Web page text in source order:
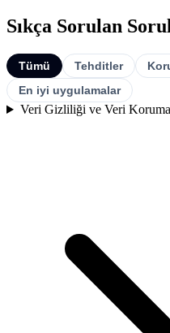
Sıkça Sorulan
Tümü Tehditler
En iyi uygulamalar
Veri Gizliliği ve Veri